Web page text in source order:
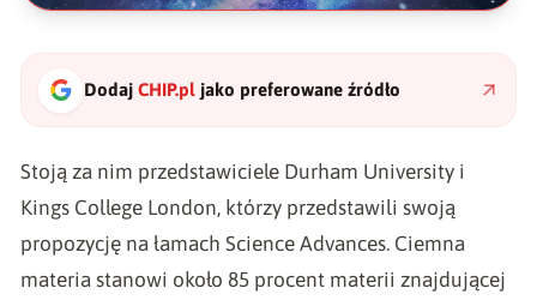
DodajCHIP.pl jako preferowane źródło
Stoją za nim przedstawiciele Durham University i
Kings College London, którzy przedstawili swoją
propozycję na łamach Science Advances. Ciemna
materia stanowi około 85 procent materii znajdującej